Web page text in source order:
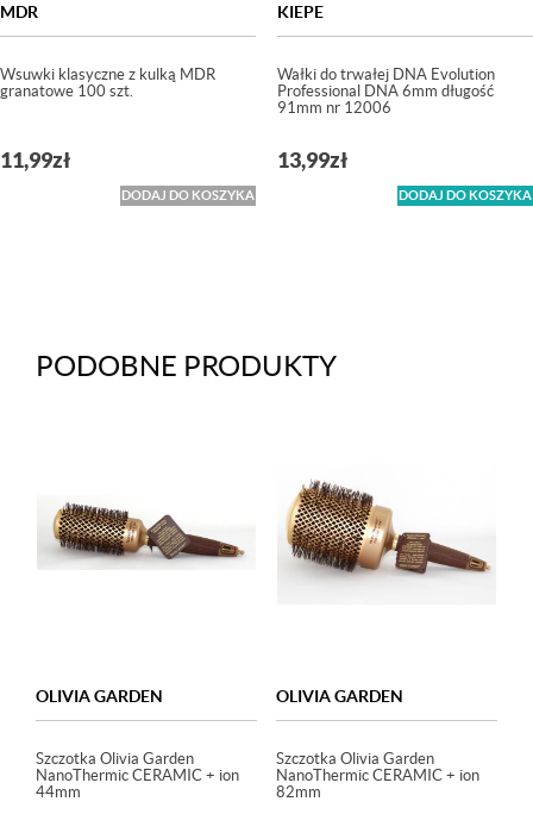
MDR
Wsuwki klasyczne z kulką MDR
granatowe 100 szt.
11,99zł
DODAJ DO KOSZYKA
KIEPE
Wałki do trwałej DNA Evolution
Professional DNA 6mm długość
91mm nr 12006
13,99zł
DODAJ DO KOSZYKA
PODOBNE PRODUKTY
OLIVIA GARDEN
Szczotka Olivia Garden
NanoThermic CERAMIC + ion
44mm
OLIVIA GARDEN
Szczotka Olivia Garden
NanoThermic CERAMIC + ion
82mm